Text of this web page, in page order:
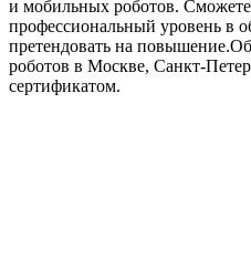
и мобильных роботов.
профессиональный уровень в
претендовать на
роботов в Москве, Санкт-
сертификатом.